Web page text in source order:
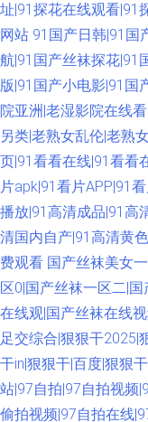
址|91探花在线观看|91
网站 91国产日韩|91国
航|91国产丝袜探花|91
版|91国产小电影|91国
院亚洲|老湿影院在线
另类|老熟女乱伦|老熟
页|91看看在线|91看看
片apk|91看片APP|91
播放|91高清成品|91高
清国内自产|91高清黄
费观看 国产丝袜美女
区0|国产丝袜一区二|
在线观|国产丝袜在线
足交综合|狠狠干2025|
干in|狠狠干|百度|狠狠
站|97自拍|97自拍视频
偷拍视频|97自拍在线